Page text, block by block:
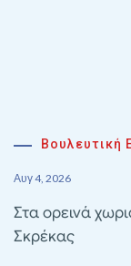
Βουλευτική
Αυγ 4, 2026
Στα ορεινά
Σκρέκας